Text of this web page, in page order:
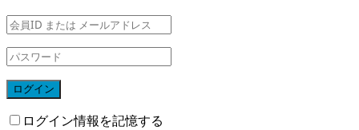
ログイン
ログイン情報を記憶する